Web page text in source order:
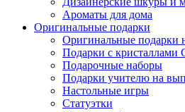
Ароматы для дома
Оригинальные подарки
Оригинальные подарки
Подарки с кристаллами
Подарочные наборы
Подарки учителю на
Настольные игры
Статуэтки